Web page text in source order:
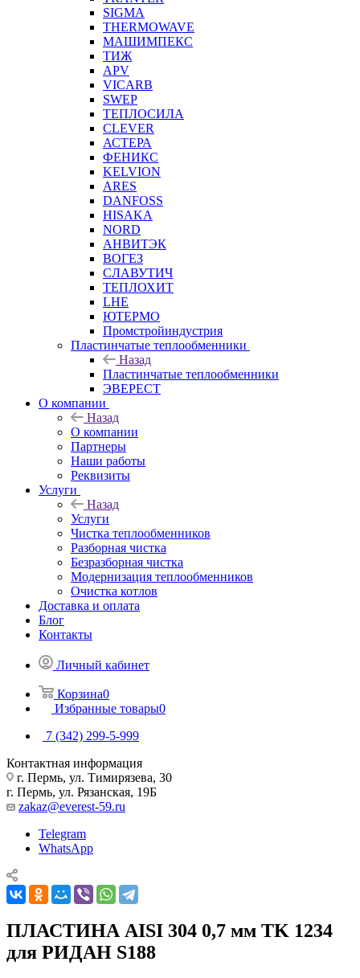
SIGMA
THERMOWAVE
МАШИМПЕКС
ТИЖ
APV
VICARB
SWEP
ТЕПЛОСИЛА
CLEVER
АСТЕРА
ФЕНИКС
KELVION
ARES
DANFOSS
HISAKA
NORD
АНВИТЭК
ВОГЕЗ
СЛАВУТИЧ
ТЕПЛОХИТ
LHE
ЮТЕРМО
Промстройиндустрия
Пластинчатые теплообменники
Назад
Пластинчатые теплообменники
ЭВЕРЕСТ
О компании
Назад
О компании
Партнеры
Наши работы
Реквизиты
Услуги
Назад
Услуги
Чистка теплообменников
Разборная чистка
Безразборная чистка
Модернизация теплообменников
Очистка котлов
Доставка и оплата
Блог
Контакты
Личный кабинет
Корзина0
Избранные товары0
7 (342) 299-5-999
Контактная информация
г. Пермь, ул. Тимирязева, 30
г. Пермь, ул. Рязанская, 19Б
zakaz@everest-59.ru
Telegram
WhatsApp
ПЛАСТИНА AISI 304 0,7 мм TK 1234
для РИДАН S188